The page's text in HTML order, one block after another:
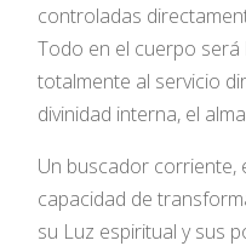
controladas
Todo en el cuerpo será
totalmente al servicio
divinidad interna, el
Un buscador corriente,
capacidad de
su Luz espiritual y sus